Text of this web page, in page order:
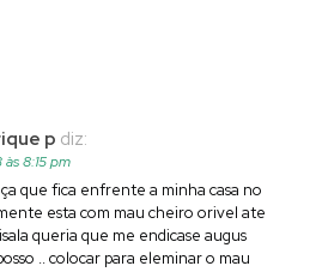
p diz:
às 8:15 pm
que fica enfrente a minha casa no
esta com mau cheiro orivel ate
queria que me endicase augus
.. colocar para eleminar o mau